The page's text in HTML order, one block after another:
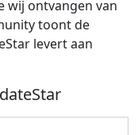
wij ontvangen van
toont de
levert aan